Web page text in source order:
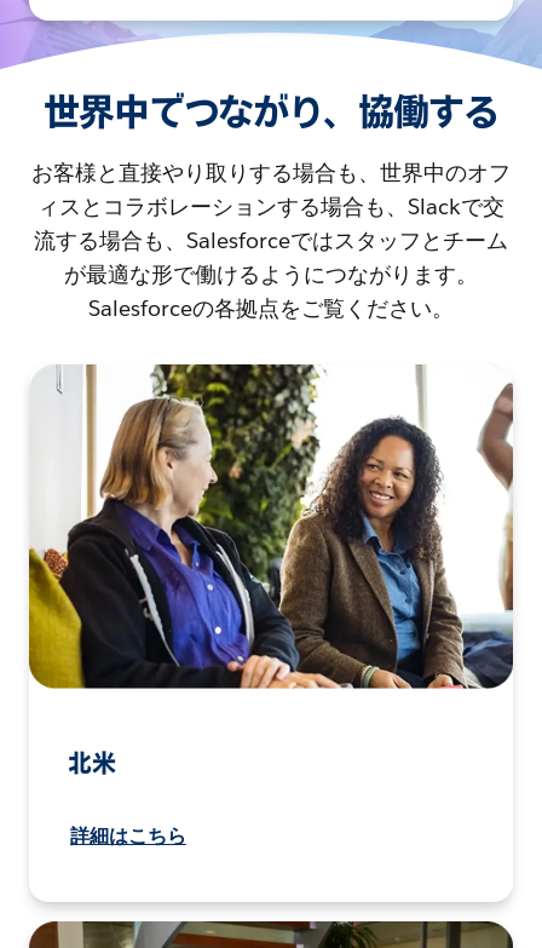
世界中でつながり、協働する
お客様と直接やり取りする場合も、世界中のオフ
ィスとコラボレーションする場合も、Slackで交
流する場合も、Salesforceではスタッフとチーム
が最適な形で働けるようにつながります。
Salesforceの各拠点をご覧ください。
北米
詳細はこちら